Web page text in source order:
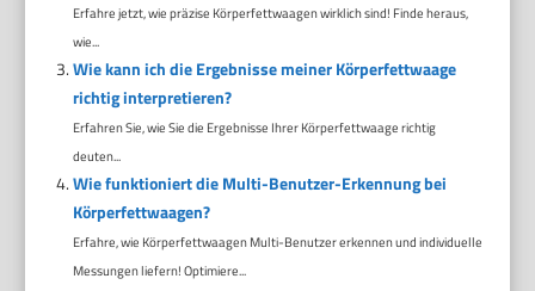
Erfahre jetzt, wie präzise Körperfettwaagen wirklich sind! Finde heraus,
wie...
Wie kann ich die Ergebnisse meiner Körperfettwaage
richtig interpretieren?
Erfahren Sie, wie Sie die Ergebnisse Ihrer Körperfettwaage richtig
deuten...
Wie funktioniert die Multi-Benutzer-Erkennung bei
Körperfettwaagen?
Erfahre, wie Körperfettwaagen Multi-Benutzer erkennen und individuelle
Messungen liefern! Optimiere...